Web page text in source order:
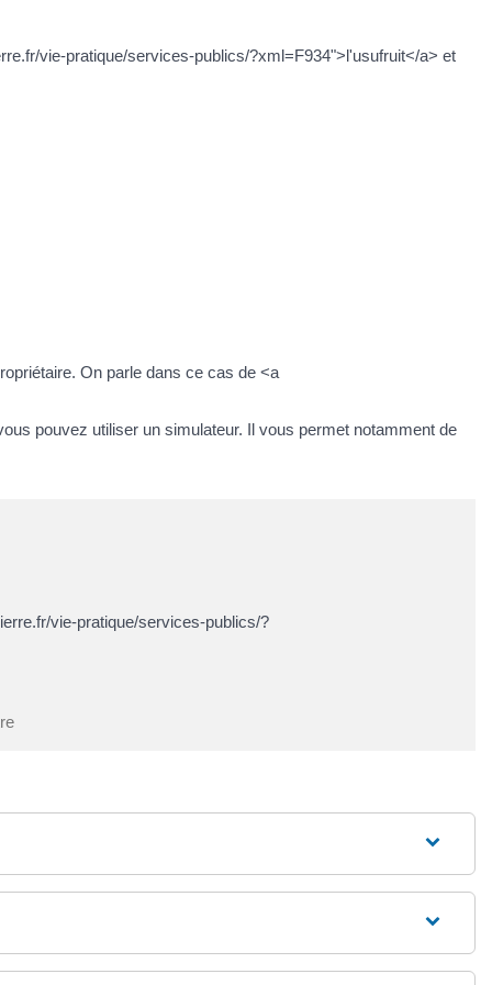
vie-pratique/services-publics/?xml=F934">l'usufruit</a> et
On parle dans ce cas de <a
pouvez utiliser un simulateur. Il vous permet notamment de
vie-pratique/services-publics/?